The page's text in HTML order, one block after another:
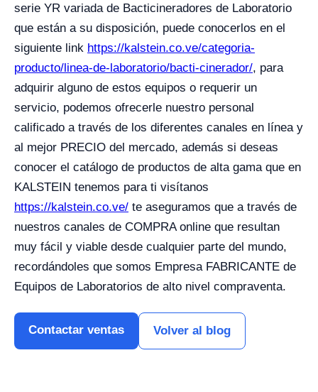
serie YR variada de Bacticineradores de Laboratorio
que están a su disposición, puede conocerlos en el
siguiente link https://kalstein.co.ve/categoria-
producto/linea-de-laboratorio/bacti-cinerador/, para
adquirir alguno de estos equipos o requerir un
servicio, podemos ofrecerle nuestro personal
calificado a través de los diferentes canales en línea y
al mejor PRECIO del mercado, además si deseas
conocer el catálogo de productos de alta gama que en
KALSTEIN tenemos para ti visítanos
https://kalstein.co.ve/ te aseguramos que a través de
nuestros canales de COMPRA online que resultan
muy fácil y viable desde cualquier parte del mundo,
recordándoles que somos Empresa FABRICANTE de
Equipos de Laboratorios de alto nivel compraventa.
Contactar ventas Volver al blog